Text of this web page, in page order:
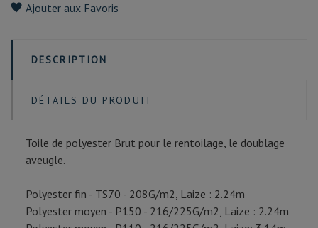
Ajouter aux Favoris
DESCRIPTION
DÉTAILS DU PRODUIT
Toile de polyester Brut pour le rentoilage, le doublage
aveugle.
Polyester fin - TS70 - 208G/m2, Laize : 2.24m
Polyester moyen - P150 - 216/225G/m2, Laize : 2.24m